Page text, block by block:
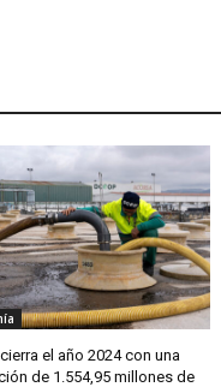
el año 2024 con una
de 1.554,95 millones de